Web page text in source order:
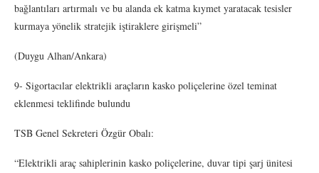
bağlantıları artırmalı ve bu alanda ek katma kıymet yaratacak tesisler
kurmaya yönelik stratejik iştiraklere girişmeli”
(Duygu Alhan/Ankara)
9- Sigortacılar elektrikli araçların kasko poliçelerine özel teminat
eklenmesi teklifinde bulundu
TSB Genel Sekreteri Özgür Obalı:
“Elektrikli araç sahiplerinin kasko poliçelerine, duvar tipi şarj ünitesi